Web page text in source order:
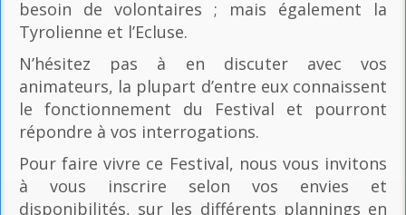
besoin de volontaires ; mais également la
Tyrolienne et l’Ecluse.
N’hésitez pas à en discuter avec vos
animateurs, la plupart d’entre eux connaissent
le fonctionnement du Festival et pourront
répondre à vos interrogations.
Pour faire vivre ce Festival, nous vous invitons
à vous inscrire selon vos envies et
disponibilités, sur les différents plannings en